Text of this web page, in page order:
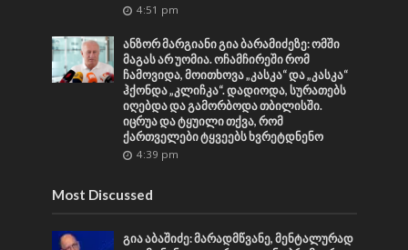
4:51 pm
ანზორ მარგიანი გია ბარამიძეზე: ომში
მაგას არ უომია. ოჩამჩირეში რომ
ჩამოვიდა, მოითხოვა „კასკა“ და „კასკა“
ჰქონდა „კლიჩკა“. დადიოდა, სურათებს
იღებდა და გამორბოდა თბილისში.
იცრუა და ტყუილი თქვა, რომ
ქართველები ტყვეებს ხვრეტდნენო
4:39 pm
Most Discussed
გია აბაშიძე: მარადმწვანე, მენტალურად